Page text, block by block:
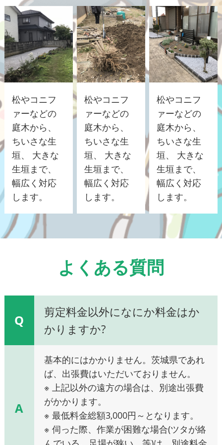
松やコニフ
ァーなどの
庭木から、
ちいさな生
垣、 大きな
生垣まで、
幅広く対応
します。
松やコニフ
ァーなどの
庭木から、
ちいさな生
垣、 大きな
生垣まで、
幅広く対応
します。
松やコニフ
ァーなどの
庭木から、
ちいさな生
垣、 大きな
生垣まで、
幅広く対応
します。
よくある質問
Q
剪定料金以外になにか料金はか
かりますか?
A
基本的にはかかりません。茨城県であれ
ば、出張費はいただいておりません。
※ 上記以外の遠方の場合は、別途出張費
がかかります。
※ 最低料金総額3,000円～となります。
※ 伺った際、作業が困難な場合(ツタが絡